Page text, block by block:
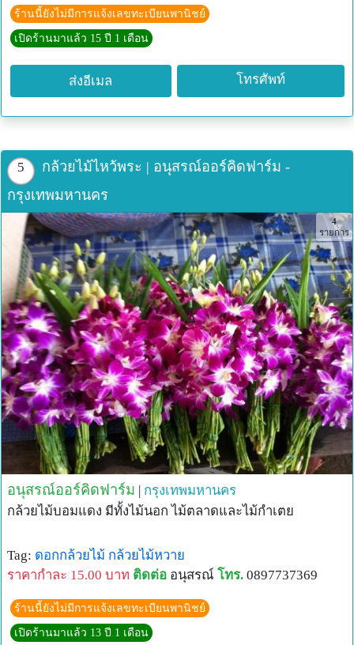
วิธีการสั่งซื้อ
1) โทรเช็คสินค้าล่วงหน้า 1 วัน ยืนยันราคา สั่งซื้อ
2) ตัดสดจากสวน ส่งตรงถึงลูกค้าในวันเดียวกันหรือวันต่อไป
เลยค่ะ
3) งานด่วนแจ้งได้ค่ะ ยินดีบริการ ทั้งกล้วยไม้ตัดดอก หรือ
รับประกันสินค้า
1) ก้านยาวเสมอประมาณ 40-45 ซม.
2) รับประกันความสด กลีบดอก สด แข็ง ใหม่
3) ปักแจกันในน้ำ อยู่ได้ทนนานถึง 2 อาทิตย์ โดยไม่ต้องใช้
สารเคมีช่วย
4) รับประกันความพึงพอใจสินค้า หากกลีบดอกชำรุด ช้ำ ก่อน
ถึงมือลูกค้า ยินดีเปลี่ยนให้ค่ะ
สนใจสินค้าติดต่อ อังค์ริสา 089-9244064
ร้านนี้ยังไม่มีการแจ้งเลขทะเบียนพานิชย์
เปิดร้านมาแล้ว 15 ปี 1 เดือน
ส่งอีเมล โทรศัพท์
5
กล้วยไม้ไหว้พระ | อนุสรณ์ออร์คิดฟาร์ม -
กรุงเทพมหานคร
4
รายการ
อนุสรณ์ออร์คิดฟาร์ม
กรุงเทพมหานคร
กล้วยไม้บอมแดง มีทั้งไม้นอก ไม้ตลาดและไม้กำเตย
Tag: ดอกกล้วยไม้ กล้วยไม้หวาย
ราคากำละ 15.00 บาท ติดต่อ อนุสรณ์ โทร. 0897737369
ร้านนี้ยังไม่มีการแจ้งเลขทะเบียนพานิชย์
เปิดร้านมาแล้ว 13 ปี 1 เดือน